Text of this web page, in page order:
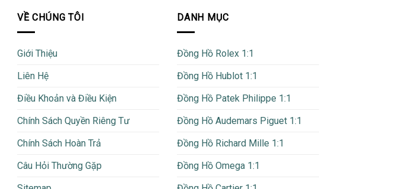
VỀ CHÚNG TÔI
Giới Thiệu
Liên Hệ
Điều Khoản và Điều Kiện
Chính Sách Quyền Riêng Tư
Chính Sách Hoàn Trả
Câu Hỏi Thường Gặp
DANH MỤC
Đồng Hồ Rolex 1:1
Đồng Hồ Hublot 1:1
Đồng Hồ Patek Philippe 1:1
Đồng Hồ Audemars Piguet 1:1
Đồng Hồ Richard Mille 1:1
Đồng Hồ Omega 1:1